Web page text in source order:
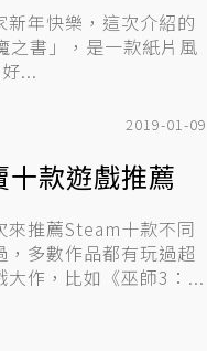
年快樂，這次介紹的
書」，是一款紙片風
...
2019-01-09
款遊戲推薦
推薦Steam十款不同
多數作品都有玩過超
作，比如《巫師3：...